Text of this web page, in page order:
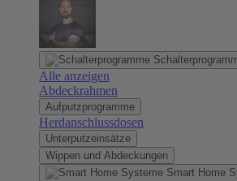
Alle anzeigen
Abdeckrahmen
Aufputzprogramme
Herdanschlussdosen
Unterputzeinsätze
Wippen und Abdeckungen
Smart Home